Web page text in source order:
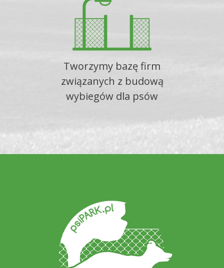
Tworzymy bazę firm
związanych z budową
wybiegów dla psów